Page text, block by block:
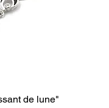
de lune"